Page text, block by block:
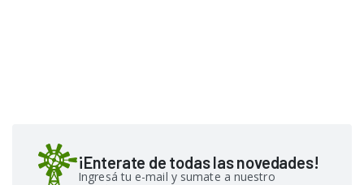
¡Enterate de todas las novedades!
Ingresá tu e-mail y sumate a nuestro